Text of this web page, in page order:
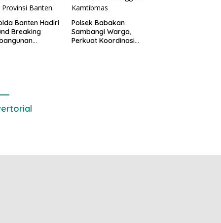
Banten Hadiri
Breaking
Polsek Babakan
Sambangi Warga,
Perkuat Koordinasi